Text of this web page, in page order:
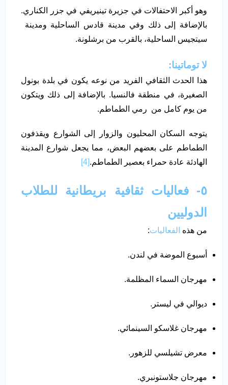
وهو أكبر الاحتفالات في جزيرة تينيريفي في جزر الكناري.
بالإضافة إلى ذلك وفي مدينة قادس الساحلية ومدينة
سيتجيس الساحلية، بالقرب من برشلونة.
لا توماتينا:
هذا الحدث الثقافي الفريد من نوعه يكون في بلدة بونول
الصغيرة، في منطقة فالنسيا. بالإضافة إلى ذلك ويتكون
من يوم كامل من رمي الطماطم.
يتوجه السكان المحليون والزوار إلى الشوارع ويقذفون
الطماطم على بعضهم البعض، مما يجعل شوارع المدينة
الهادئة عادة حمراء بعصير الطماطم.[4]
٥- فعاليات ثقافية بريطانية للطلاب
الدوليين
من هذه الفعاليات:
أسبوع الموضة في لندن.
مهرجان السماء المظلمة.
ديوالي في ليستر.
مهرجان غلاسكو السينمائي.
معرض تشيلسي للزهور.
مهرجان جلاستونبري.